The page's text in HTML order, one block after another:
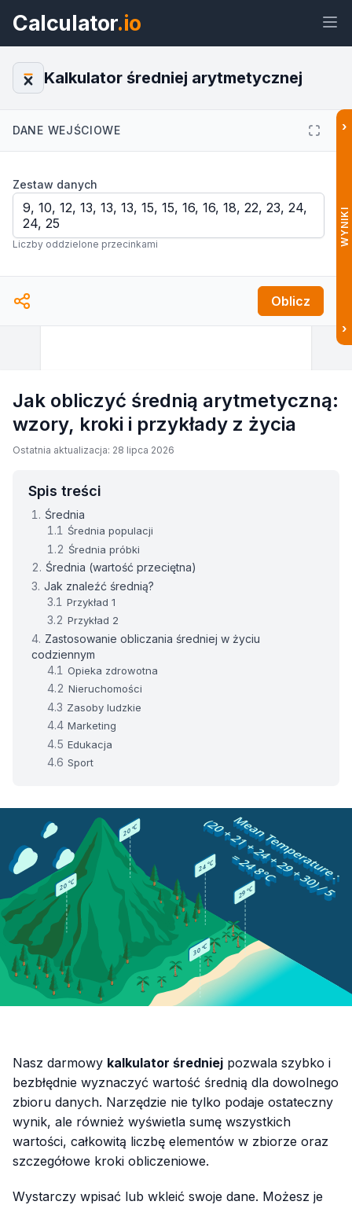
Calculator.io
arytmetycznej: Oblicz średnią Widżet
Kalkulator średniej arytmetycznej
DANE WEJŚCIOWE
Zestaw danych
Liczby oddzielone przecinkami
Oblicz
›
WYNIKI
›
Jak obliczyć średnią arytmetyczną:
wzory, kroki i przykłady z życia
Ostatnia aktualizacja: 28 lipca 2026
Spis treści
Średnia
Średnia populacji
Średnia próbki
Średnia (wartość przeciętna)
Jak znaleźć średnią?
Przykład 1
Przykład 2
Zastosowanie obliczania średniej w życiu
codziennym
Opieka zdrowotna
Nieruchomości
Zasoby ludzkie
Marketing
Edukacja
Sport
Nasz darmowy kalkulator średniej pozwala szybko i
bezbłędnie wyznaczyć wartość średnią dla dowolnego
zbioru danych. Narzędzie nie tylko podaje ostateczny
wynik, ale również wyświetla sumę wszystkich
wartości, całkowitą liczbę elementów w zbiorze oraz
szczegółowe kroki obliczeniowe.
Wystarczy wpisać lub wkleić swoje dane. Możesz je